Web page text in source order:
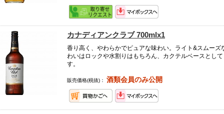
カナディアンクラブ 700mlx1
香り高く、やわらかでピュアな味わい。ライト&スムーズ
わいはロックや水割りはもちろん、カクテルベースとし
す。
販売価格(税抜)： 酒類会員のみ公開